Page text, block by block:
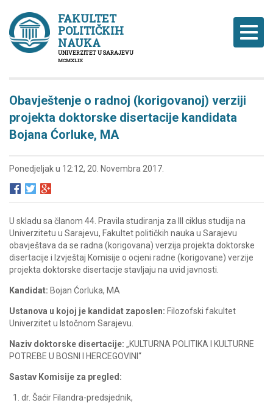
FAKULTET
POLITIČKIH
NAUKA
UNIVERZITET U SARAJEVU
MCMXLIX
Obavještenje o radnoj (korigovanoj) verziji
projekta doktorske disertacije kandidata
Bojana Ćorluke, MA
Ponedjeljak u 12:12, 20. Novembra 2017.
U skladu sa članom 44. Pravila studiranja za III ciklus studija na
Univerzitetu u Sarajevu, Fakultet političkih nauka u Sarajevu
obavještava da se radna (korigovana) verzija projekta doktorske
disertacije i Izvještaj Komisije o ocjeni radne (korigovane) verzije
projekta doktorske disertacije stavljaju na uvid javnosti.
Kandidat: Bojan Ćorluka, MA
Ustanova u kojoj je kandidat zaposlen: Filozofski fakultet
Univerzitet u Istočnom Sarajevu.
Naziv doktorske disertacije: „KULTURNA POLITIKA I KULTURNE
POTREBE U BOSNI I HERCEGOVINI“
Sastav Komisije za pregled:
dr. Šaćir Filandra-predsjednik,